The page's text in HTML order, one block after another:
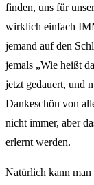
finden, uns für
wirklich einfach
jemand auf den
jemals „Wie heißt
jetzt gedauert, und
Dankeschön von
nicht immer, aber
erlernt werden.
Natürlich kann